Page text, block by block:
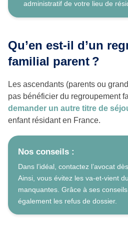
administratif de votre lieu de
Qu’en est-il d’un
familial parent ?
Les ascendants (parents ou
pas bénéficier du regroupement
demander un autre titre de
enfant résidant en France.
Nos conseils :
Dans l’idéal, contactez l’avocat
Ainsi, vous évitez les va-et-vient
manquantes. Grâce à ses
également les refus de dossier.